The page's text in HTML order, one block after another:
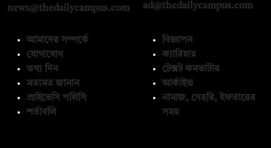
news@thedailycampus.com ad@thedailycampus.com
আমাদের সম্পর্কে
যোগাযোগ
তথ্য দিন
মতামত জানান
প্রাইভেসি পলিসি
শর্তাবলি
বিজ্ঞাপন
ক্যারিয়ার
টেক্সট কনভার্টার
আর্কাইভ
নামাজ, সেহরি, ইফতারের
সময়